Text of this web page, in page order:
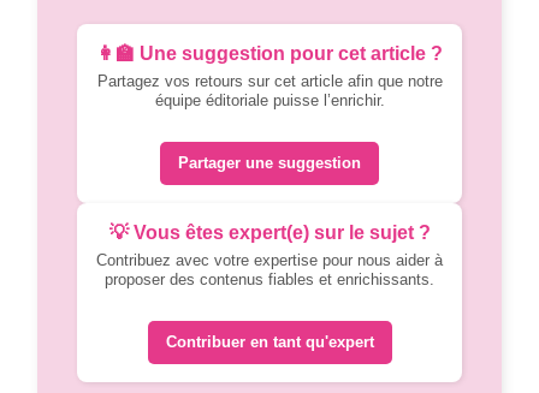
👩‍🏫 Une suggestion pour cet article ?
Partagez vos retours sur cet article afin que notre
équipe éditoriale puisse l’enrichir.
Partager une suggestion
💡 Vous êtes expert(e) sur le sujet ?
Contribuez avec votre expertise pour nous aider à
proposer des contenus fiables et enrichissants.
Contribuer en tant qu'expert